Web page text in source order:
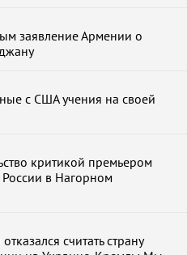
заявление Армении о
с США учения на своей
критикой премьером
в Нагорном
считать страну